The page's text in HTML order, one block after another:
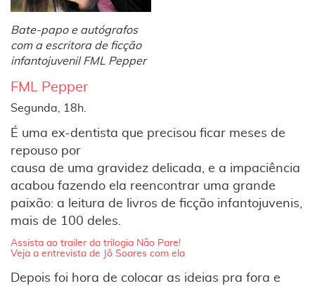
Bate-papo e autógrafos
com a escritora de ficção
infantojuvenil FML Pepper
FML Pepper
Segunda, 18h.
É uma ex-dentista que precisou ficar meses de
repouso por
causa de uma gravidez delicada, e a impaciência
acabou fazendo ela reencontrar uma grande
paixão: a leitura de livros de ficção infantojuvenis,
mais de 100 deles.
Assista ao trailer da trilogia Não Pare!
Veja a entrevista de Jô Soares com ela
Depois foi hora de colocar as ideias pra fora e